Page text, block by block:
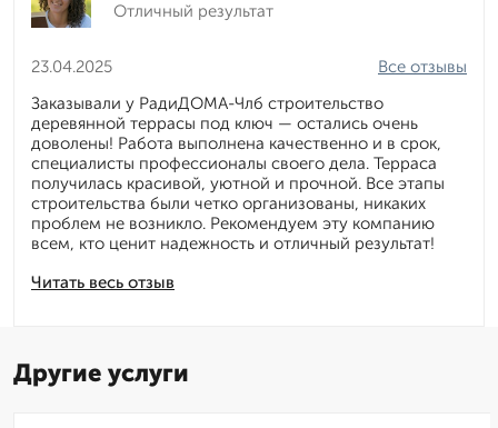
Отличный результат
23.04.2025
Читать весь отзыв
Все отзывы
Заказывали у РадиДОМА-Члб строительство
деревянной террасы под ключ — остались очень
доволены! Работа выполнена качественно и в срок,
специалисты профессионалы своего дела. Терраса
получилась красивой, уютной и прочной. Все этапы
строительства были четко организованы, никаких
проблем не возникло. Рекомендуем эту компанию
всем, кто ценит надежность и отличный результат!
Другие услуги